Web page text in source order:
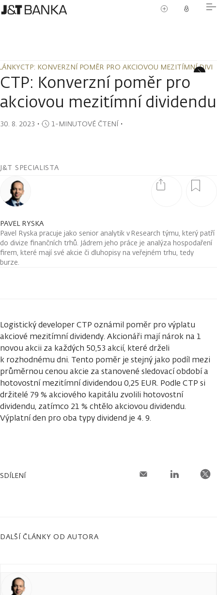
CTP: KONVERZNÍ POMĚR PRO AKCIOVOU MEZITÍMNÍ
CTP: KONVERZNÍ POMĚR PRO AKCIOVOU MEZITÍMNÍ
CTP: Konverzní poměr pro
akciovou mezitímní dividendu
30. 8. 2023 ・ 1-MINUTOVÉ ČTENÍ・
J&T SPECIALISTA
PAVEL RYSKA
Pavel Ryska pracuje jako senior analytik v Research týmu, který patří
do divize finančních trhů. Jádrem jeho práce je analýza hospodaření
firem, které mají své akcie či dluhopisy na veřejném trhu, tedy
burze.
Logistický developer CTP oznámil poměr pro výplatu
akciové mezitímní dividendy. Akcionáři mají nárok na 1
novou akcii za každých 50,53 akcií, které drželi
k rozhodnému dni. Tento poměr je stejný jako podíl mezi
průměrnou cenou akcie za stanovené sledovací období a
hotovostní mezitímní dividendou 0,25 EUR. Podle CTP si
držitelé 79 % akciového kapitálu zvolili hotovostní
dividendu, zatímco 21 % chtělo akciovou dividendu.
Výplatní den pro oba typy dividend je 4. 9.
SDÍLENÍ
DALŠÍ ČLÁNKY OD AUTORA